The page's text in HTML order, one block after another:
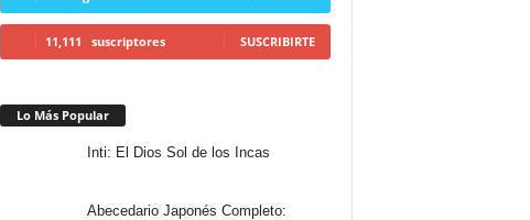
11,111 suscriptores SUSCRIBIRTE
Lo Más Popular
Inti: El Dios Sol de los Incas
Abecedario Japonés Completo: